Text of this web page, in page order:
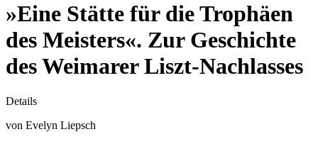
»Eine Stätte für die Trophäen
des Meisters«. Zur Geschichte
des Weimarer Liszt-Nachlasses
Details
von Evelyn Liepsch